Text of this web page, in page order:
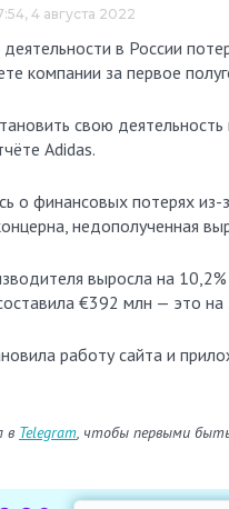
4 августа 2022
компании за первое
свою
Adidas.
о финансовых потерях
недополученная
выросла на
€392 млн — это
работу сайта и
в Telegram, чтобы первыми